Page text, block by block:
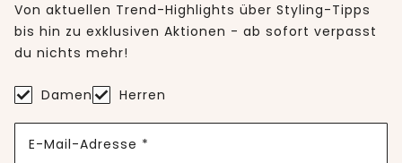
Von aktuellen Trend-Highlights über Styling-Tipps
bis hin zu exklusiven Aktionen - ab sofort verpasst
du nichts mehr!
Damen Herren
E-Mail-Adresse *